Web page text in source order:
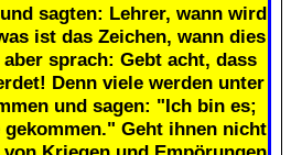
sagten: Lehrer, wann wird
ist das Zeichen, wann dies
sprach: Gebt acht, dass
Denn viele werden unter
und sagen: "Ich bin es;
Geht ihnen nicht